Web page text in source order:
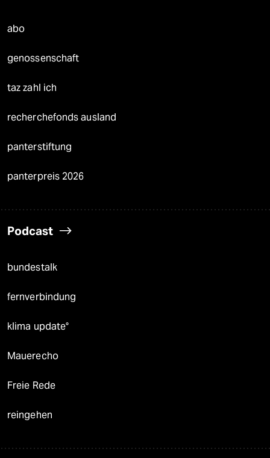
abo
genossenschaft
taz zahl ich
recherchefonds ausland
panterstiftung
panterpreis 2026
Podcast
bundestalk
fernverbindung
klima update°
Mauerecho
Freie Rede
reingehen